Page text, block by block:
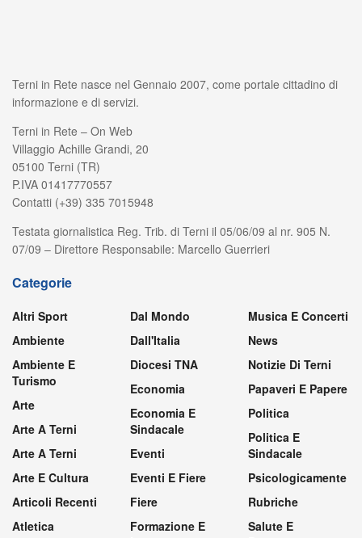
Terni in Rete nasce nel Gennaio 2007, come portale cittadino di
informazione e di servizi.
Terni in Rete – On Web
Villaggio Achille Grandi, 20
05100 Terni (TR)
P.IVA 01417770557
Contatti (+39) 335 7015948
Testata giornalistica Reg. Trib. di Terni il 05/06/09 al nr. 905 N.
07/09 – Direttore Responsabile: Marcello Guerrieri
Categorie
Altri Sport
Ambiente
Ambiente E
Turismo
Arte
Arte A Terni
Arte A Terni
Arte E Cultura
Articoli Recenti
Atletica
Dal Mondo
Dall'Italia
Diocesi TNA
Economia
Economia E
Sindacale
Eventi
Eventi E Fiere
Fiere
Formazione E
Musica E Concerti
News
Notizie Di Terni
Papaveri E Papere
Politica
Politica E
Sindacale
Psicologicamente
Rubriche
Salute E